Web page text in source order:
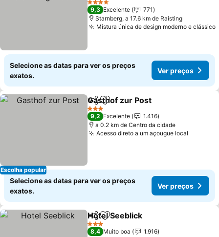
4 Estrelas
9,3 Excelente
771
Starnberg, a 17.6 km de Raisting
Mistura única de design moderno e clássico
Selecione as datas para ver os preços
exatos.
Ver preços
Escolha popular
PartilharAdicionar aos favoritos
Gasthof zur Post
3 Estrelas
9,2 Excelente
1.416
a 0.2 km de Centro da cidade
Acesso direto a um açougue local
Selecione as datas para ver os preços
exatos.
Ver preços
PartilharAdicionar aos favoritos
Hotel Seeblick
3 Estrelas
8,4 Muito boa
1.916